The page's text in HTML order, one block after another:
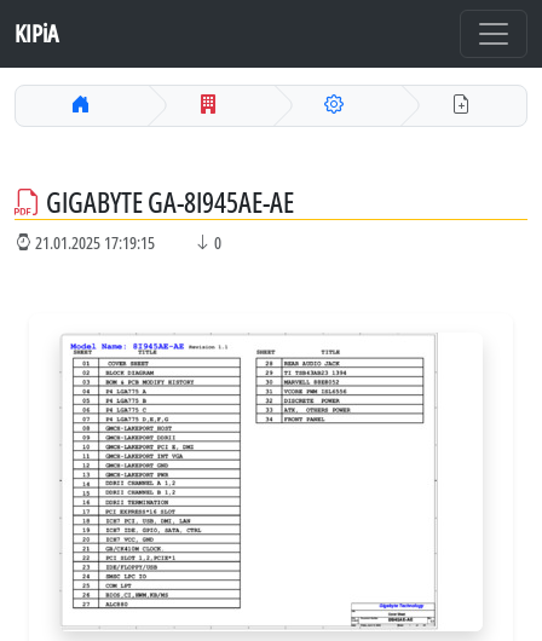
KIPiA
GIGABYTE GA-8I945AE-AE
21.01.2025 17:19:15 0